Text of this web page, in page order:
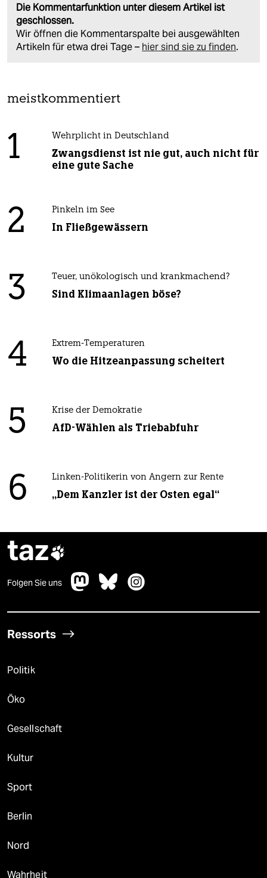
Die Kommentarfunktion unter diesem Artikel ist
geschlossen.
Wir öffnen die Kommentarspalte bei ausgewählten
Artikeln für etwa drei Tage – hier sind sie zu finden.
meistkommentiert
1 Wehrplicht in Deutschland
Zwangsdienst ist nie gut, auch nicht für
eine gute Sache
2 Pinkeln im See
In Fließgewässern
3 Teuer, unökologisch und krankmachend?
Sind Klimaanlagen böse?
4 Extrem-Temperaturen
Wo die Hitzeanpassung scheitert
5 Krise der Demokratie
AfD-Wählen als Triebabfuhr
6 Linken-Politikerin von Angern zur Rente
„Dem Kanzler ist der Osten egal“
taz
Folgen Sie uns
Ressorts
Politik
Öko
Gesellschaft
Kultur
Sport
Berlin
Nord
Wahrheit